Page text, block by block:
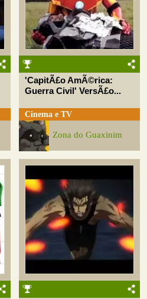
'CapitÃ£o AmÃ©rica:
Guerra Civil' VersÃ£o...
Cinema e TV
Zona do Guaxinim